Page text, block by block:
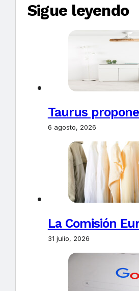
Sigue leyendo
Taurus
6 agosto, 2026
La Comisión
31 julio, 2026